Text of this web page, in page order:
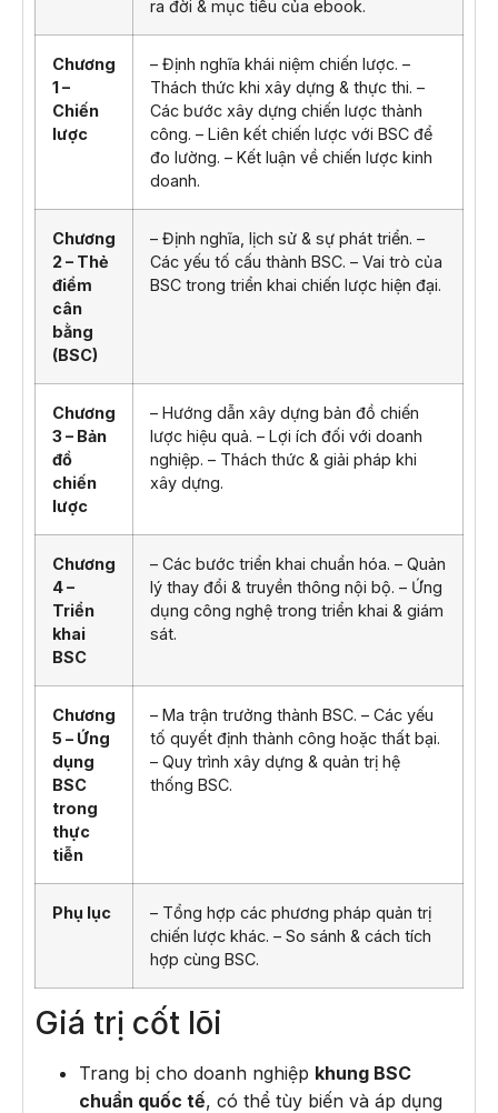
ra đời & mục tiêu của ebook.
Chương
1 –
Chiến
lược
– Định nghĩa khái niệm chiến lược. –
Thách thức khi xây dựng & thực thi. –
Các bước xây dựng chiến lược thành
công. – Liên kết chiến lược với BSC để
đo lường. – Kết luận về chiến lược kinh
doanh.
Chương
2 – Thẻ
điểm
cân
bằng
(BSC)
– Định nghĩa, lịch sử & sự phát triển. –
Các yếu tố cấu thành BSC. – Vai trò của
BSC trong triển khai chiến lược hiện đại.
Chương
3 – Bản
đồ
chiến
lược
– Hướng dẫn xây dựng bản đồ chiến
lược hiệu quả. – Lợi ích đối với doanh
nghiệp. – Thách thức & giải pháp khi
xây dựng.
Chương
4 –
Triển
khai
BSC
– Các bước triển khai chuẩn hóa. – Quản
lý thay đổi & truyền thông nội bộ. – Ứng
dụng công nghệ trong triển khai & giám
sát.
Chương
5 – Ứng
dụng
BSC
trong
thực
tiễn
– Ma trận trưởng thành BSC. – Các yếu
tố quyết định thành công hoặc thất bại.
– Quy trình xây dựng & quản trị hệ
thống BSC.
Phụ lục
– Tổng hợp các phương pháp quản trị
chiến lược khác. – So sánh & cách tích
hợp cùng BSC.
Giá trị cốt lõi
Trang bị cho doanh nghiệp khung BSC
chuẩn quốc tế, có thể tùy biến và áp dụng